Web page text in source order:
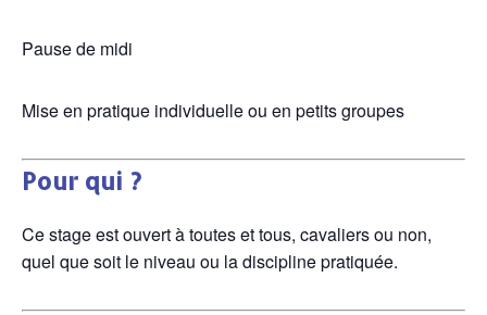
Pause de midi
Mise en pratique individuelle ou en petits groupes
Pour qui ?
Ce stage est ouvert à toutes et tous, cavaliers ou non,
quel que soit le niveau ou la discipline pratiquée.